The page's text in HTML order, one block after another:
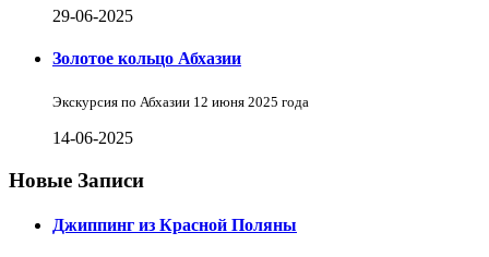
29-06-2025
Золотое кольцо Абхазии
Экскурсия по Абхазии 12 июня 2025 года
14-06-2025
Новые Записи
Джиппинг из Красной Поляны